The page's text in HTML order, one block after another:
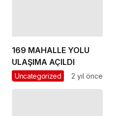
169 MAHALLE YOLU
ULAŞIMA AÇILDI
Uncategorized 2 yıl önce